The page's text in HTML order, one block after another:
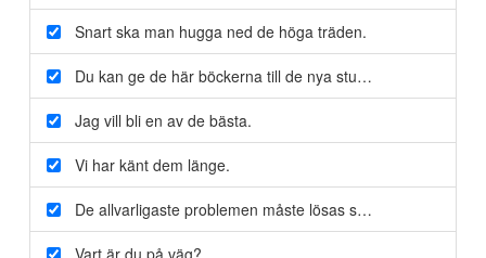
Snart ska man hugga ned dehöga träden.
Du kan ge de här böckerna till denya studenterna.
Jag vill bli en av debästa.
Vi har känt dem länge.
Deallvarligaste problemen måste lösas så snart som